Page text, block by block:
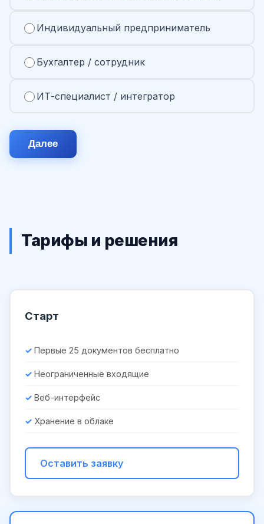
Индивидуальный предприниматель
Бухгалтер / сотрудник
ИТ-специалист / интегратор
Далее
Тарифы и решения
Старт
Первые 25 документов бесплатно
Неограниченные входящие
Веб-интерфейс
Хранение в облаке
Оставить заявку